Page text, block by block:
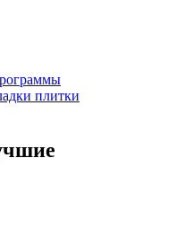
плитки